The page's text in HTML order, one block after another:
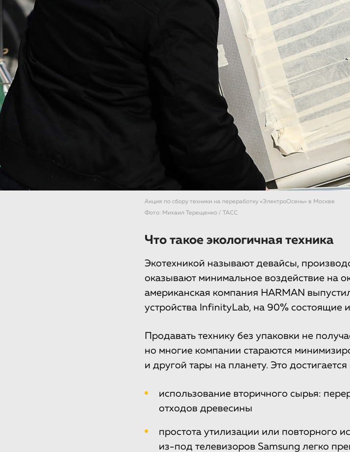
Акция по сбору техники на переработку «ЭлектроОсень» в Москве
Фото: Михаил Терещенко / ТАСС
Что такое экологичная техника
Экотехникой называют девайсы,
оказывают минимальное воздействие на
американская компания HARMAN
устройства InfinityLab, на 90% состоящие
Продавать технику без упаковки не
но многие компании стараются
и другой тары на планету. Это
использование вторичного сырья:
отходов древесины
простота утилизации или повторного
из-под телевизоров Samsung легко